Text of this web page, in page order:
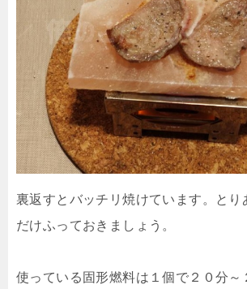
裏返すとバッチリ焼けています。とり
だけふっておきましょう。
使っている固形燃料は１個で２０分～